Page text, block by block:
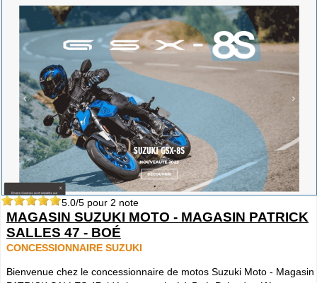
5.0/5 pour 2 note
MAGASIN SUZUKI MOTO - MAGASIN PATRICK
SALLES 47 - BOÉ
CONCESSIONNAIRE SUZUKI
Bienvenue chez le concessionnaire de motos Suzuki Moto - Magasin